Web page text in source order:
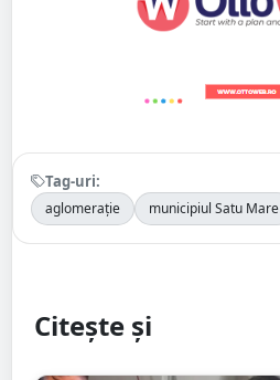
Tag-uri:
aglomerație municipiul Satu Mare
Citește și